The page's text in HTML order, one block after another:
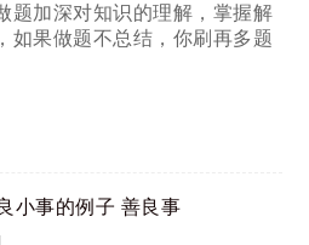
题加深对知识的理解，掌握解
如果做题不总结，你刷再多题
小事的例子 善良事